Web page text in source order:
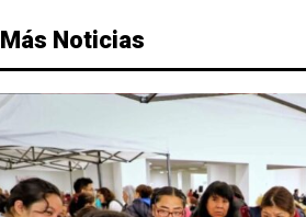
Más Noticias